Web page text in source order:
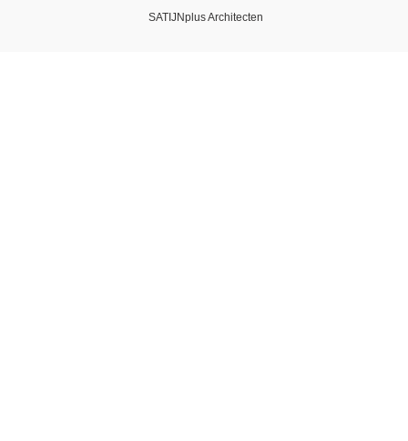
SATIJNplus Architecten